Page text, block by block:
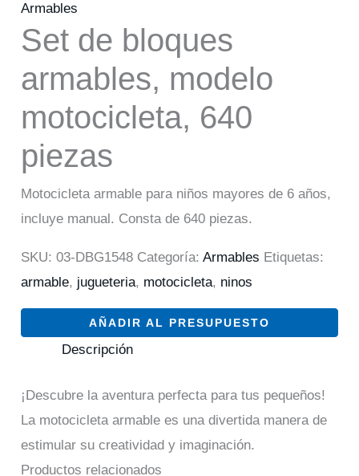
Armables
Set de bloques
armables, modelo
motocicleta, 640
piezas
Motocicleta armable para niños mayores de 6 años,
incluye manual. Consta de 640 piezas.
SKU:03-DBG1548 Categoría:Armables Etiquetas:
armable, jugueteria, motocicleta, ninos
AÑADIR AL PRESUPUESTO
Descripción
¡Descubre la aventura perfecta para tus pequeños!
La motocicleta armable es una divertida manera de
estimular su creatividad y imaginación.
Productos relacionados